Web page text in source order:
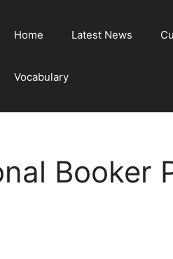
Home Latest News
Vocabulary
Booker